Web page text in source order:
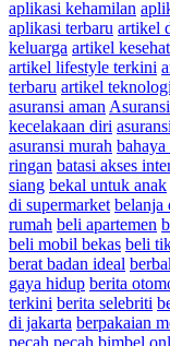
aplikasi kehamilan
aplikasi terbaru artikel
keluarga artikel
artikel lifestyle terkini
terbaru artikel teknologi
asuransi aman
kecelakaan diri
asuransi murah bahaya
ringan batasi akses
siang bekal untuk anak
di supermarket belanja
rumah beli apartemen
beli mobil bekas beli
berat badan ideal
gaya hidup berita
terkini berita selebriti
di jakarta berpakaian
pecah pecah bimbel